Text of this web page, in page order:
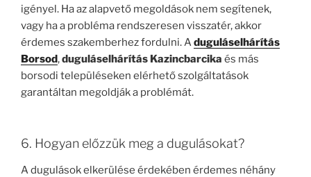
igényel. Ha az alapvető megoldások nem segítenek,
vagy ha a probléma rendszeresen visszatér, akkor
érdemes szakemberhez fordulni. Aduguláselhárítás
Borsod,duguláselhárítás Kazincbarcika és más
borsodi településeken elérhető szolgáltatások
garantáltan megoldják a problémát.
6. Hogyan előzzük meg a dugulásokat?
A dugulások elkerülése érdekében érdemes néhány